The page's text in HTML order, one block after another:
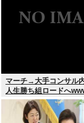
マーチ→大手コンサル内
人生勝ち組ロードへ